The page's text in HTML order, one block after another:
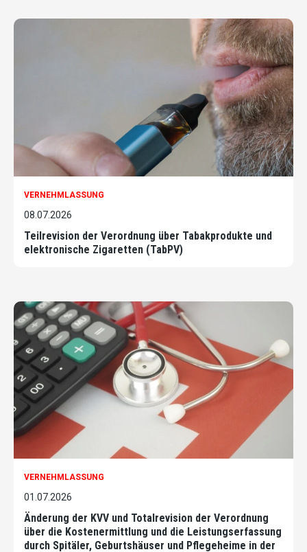
VERNEHMLASSUNG
08.07.2026
Teilrevision der Verordnung über Tabakprodukte und
elektronische Zigaretten (TabPV)
VERNEHMLASSUNG
01.07.2026
Änderung der KVV und Totalrevision der Verordnung
über die Kostenermittlung und die Leistungserfassung
durch Spitäler, Geburtshäuser und Pflegeheime in der